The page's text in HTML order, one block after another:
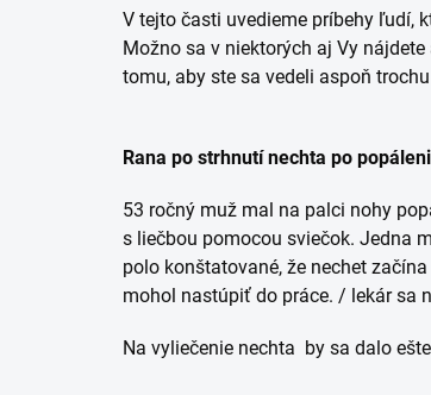
V tejto časti uvedieme príbehy ľudí,
Možno sa v niektorých aj Vy
tomu, aby ste sa vedeli aspoň
Rana po strhnutí nechta po
53 ročný muž mal na palci nohy
s liečbou pomocou sviečok. Jedna
polo konštatované, že nechet
mohol nastúpiť do práce. / lekár sa
Na vyliečenie nechta by sa dalo